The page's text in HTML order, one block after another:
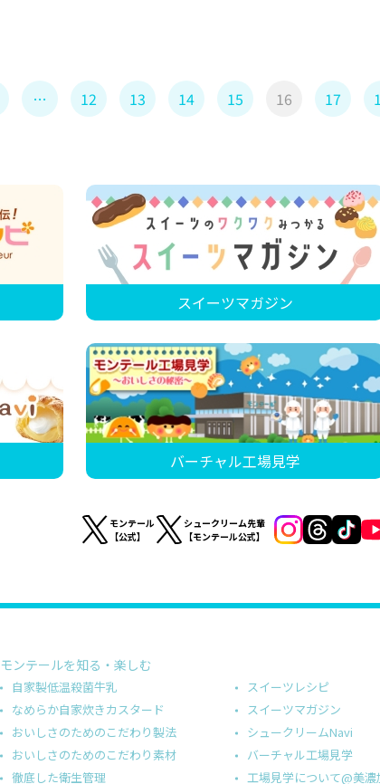
… 12 13 14 15 16 17
スイーツマガジン
バーチャル工場見学
モンテール
【公式】
シュークリーム先輩
【モンテール公式】
モンテールを知る・楽しむ
自家製低温殺菌牛乳
なめらか自家炊きカスタード
おいしさのためのこだわり製法
おいしさのためのこだわり素材
徹底した衛生管理
スイーツレシピ
スイーツマガジン
シュークリームNavi
バーチャル工場見学
工場見学について@美濃